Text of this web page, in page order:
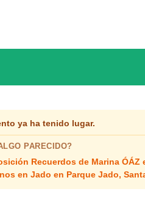
ya ha tenido lugar.
PARECIDO?
Recuerdos de Marina
en Jado en Parque Jado,